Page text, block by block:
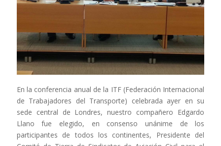
En la conferencia anual de la ITF (Federación Internacional
de Trabajadores del Transporte) celebrada ayer en su
sede central de Londres, nuestro compañero Edgardo
Llano fue elegido, en consenso unánime de los
participantes de todos los continentes, Presidente del